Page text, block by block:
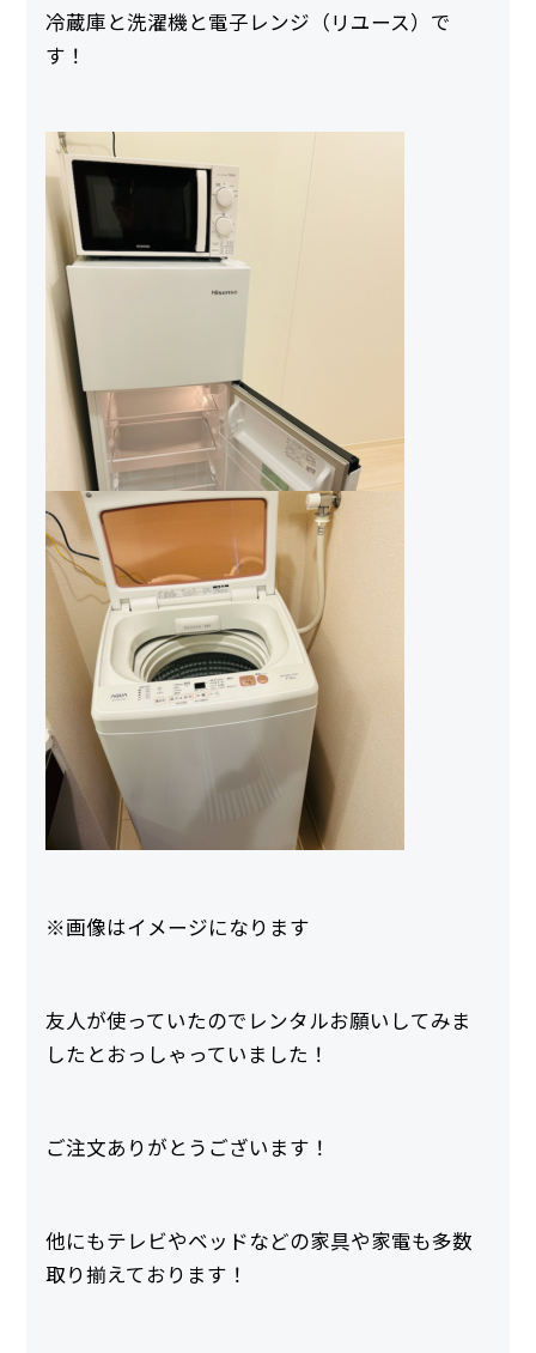
冷蔵庫と洗濯機と電子レンジ（リユース）で
す！
※画像はイメージになります
友人が使っていたのでレンタルお願いしてみま
したとおっしゃっていました！
ご注文ありがとうございます！
他にもテレビやベッドなどの家具や家電も多数
取り揃えております！